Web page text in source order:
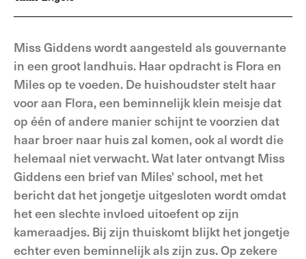
Miss Giddens wordt aangesteld als gouvernante
in een groot landhuis. Haar opdracht is Flora en
Miles op te voeden. De huishoudster stelt haar
voor aan Flora, een beminnelijk klein meisje dat
op één of andere manier schijnt te voorzien dat
haar broer naar huis zal komen, ook al wordt die
helemaal niet verwacht. Wat later ontvangt Miss
Giddens een brief van Miles' school, met het
bericht dat het jongetje uitgesloten wordt omdat
het een slechte invloed uitoefent op zijn
kameraadjes. Bij zijn thuiskomt blijkt het jongetje
echter even beminnelijk als zijn zus. Op zekere